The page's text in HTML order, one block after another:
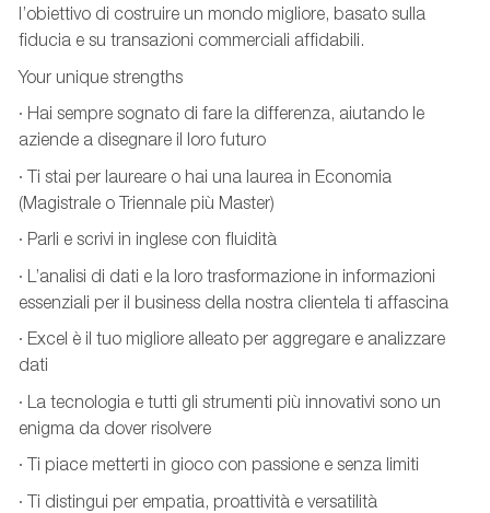
l’obiettivo di costruire un mondo migliore, basato sulla
fiducia e su transazioni commerciali affidabili.
Your unique strengths
· Hai sempre sognato di fare la differenza, aiutando le
aziende a disegnare il loro futuro
· Ti stai per laureare o hai una laurea in Economia
(Magistrale o Triennale più Master)
· Parli e scrivi in inglese con fluidità
· L’analisi di dati e la loro trasformazione in informazioni
essenziali per il business della nostra clientela ti affascina
· Excel è il tuo migliore alleato per aggregare e analizzare
dati
· La tecnologia e tutti gli strumenti più innovativi sono un
enigma da dover risolvere
· Ti piace metterti in gioco con passione e senza limiti
· Ti distingui per empatia, proattività e versatilità